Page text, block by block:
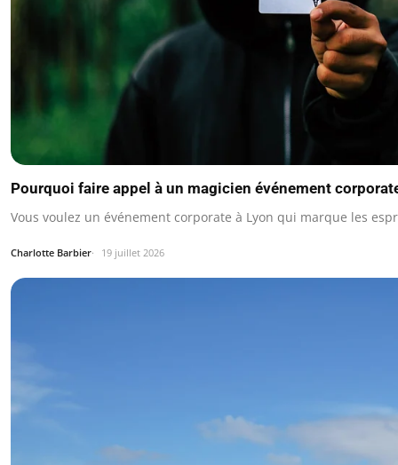
Pourquoi faire appel à un magicien événement
Vous voulez un événement corporate à Lyon qui marque les
Charlotte Barbier 19 juillet 2026